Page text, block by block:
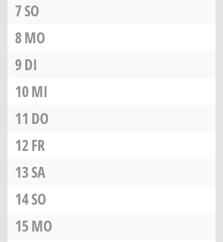
7SO
8MO
9DI
10MI
11 DO
12FR
13SA
14SO
15MO